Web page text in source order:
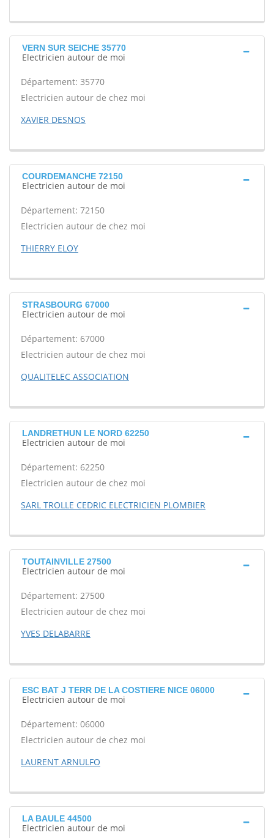
VERN SUR SEICHE 35770
Electricien autour de moi
Département: 35770
Electricien autour de chez moi
XAVIER DESNOS
COURDEMANCHE 72150
Electricien autour de moi
Département: 72150
Electricien autour de chez moi
THIERRY ELOY
STRASBOURG 67000
Electricien autour de moi
Département: 67000
Electricien autour de chez moi
QUALITELEC ASSOCIATION
LANDRETHUN LE NORD 62250
Electricien autour de moi
Département: 62250
Electricien autour de chez moi
SARL TROLLE CEDRIC ELECTRICIEN PLOMBIER
TOUTAINVILLE 27500
Electricien autour de moi
Département: 27500
Electricien autour de chez moi
YVES DELABARRE
ESC BAT J TERR DE LA COSTIERE NICE 06000
Electricien autour de moi
Département: 06000
Electricien autour de chez moi
LAURENT ARNULFO
LA BAULE 44500
Electricien autour de moi